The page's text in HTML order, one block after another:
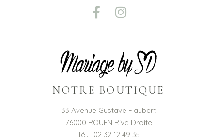
NOTRE BOUTIQUE
33 Avenue Gustave Flaubert
76000 ROUEN Rive Droite
Tél. : 02 32 12 49 35